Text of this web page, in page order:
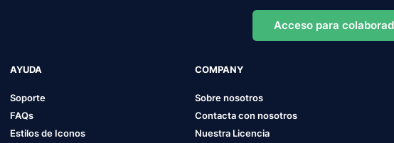
Acceso para
AYUDA
Soporte
FAQs
Estilos de Iconos
COMPANY
Sobre nosotros
Contacta con nosotros
Nuestra Licencia